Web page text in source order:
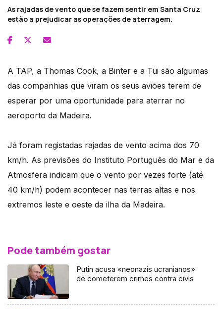
As rajadas de vento que se fazem sentir em Santa Cruz
estão a prejudicar as operações de aterragem.
A TAP, a Thomas Cook, a Binter e a Tui são algumas
das companhias que viram os seus aviões terem de
esperar por uma oportunidade para aterrar no
aeroporto da Madeira.
Já foram registadas rajadas de vento acima dos 70
km/h. As previsões do Instituto Português do Mar e da
Atmosfera indicam que o vento por vezes forte (até
40 km/h) podem acontecer nas terras altas e nos
extremos leste e oeste da ilha da Madeira.
Pode também gostar
Putin acusa «neonazis ucranianos»
de cometerem crimes contra civis